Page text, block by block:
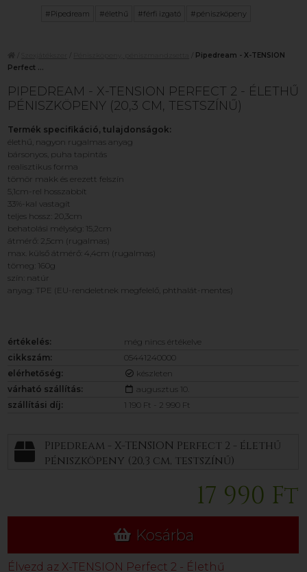
#Pipedream #élethű #férfi izgató #péniszköpeny
Pipedream - X-TENSION
Perfect ...
PIPEDREAM - X-TENSION PERFECT 2 - ÉLETHŰ
PÉNISZKÖPENY (20,3 CM, TESTSZÍNŰ)
Termék specifikáció, tulajdonságok:
élethű, nagyon rugalmas anyag
bársonyos, puha tapintás
realisztikus forma
tömör makk és erezett felszín
5,1cm-rel hosszabbít
33%-kal vastagít
teljes hossz: 20,3cm
behatolási mélység: 15,2cm
átmérő: 2,5cm (rugalmas)
max. külső átmérő: 4,4cm (rugalmas)
tömeg: 160g
szín: natúr
anyag: TPE (EU-rendeletnek megfelelő, phthalát-mentes)
értékelés:
még nincs értékelve
cikkszám:
05441240000
elérhetőség:
készleten
várható szállítás:
augusztus 10.
szállítási díj:
1 190 Ft - 2 990 Ft
Pipedream - X-TENSION Perfect 2 - élethű
péniszköpeny (20,3 cm, testszínű)
17 990 Ft
Kosárba
Élvezd az X-TENSION Perfect 2 - Élethű